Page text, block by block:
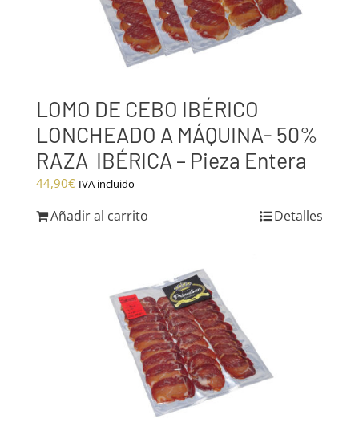
LOMO DE CEBO IBÉRICO
LONCHEADO A MÁQUINA- 50%
RAZA IBÉRICA – Pieza Entera
44,90€ IVA incluido
Añadir al carrito Detalles